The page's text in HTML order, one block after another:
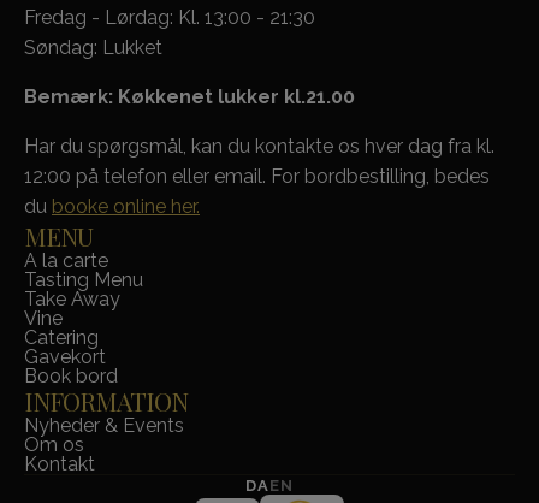
Fredag - Lørdag: Kl. 13:00 - 21:30
Søndag: Lukket
Bemærk: Køkkenet lukker kl.21.00
Har du spørgsmål, kan du kontakte os hver dag fra kl.
12:00 på telefon eller email. For bordbestilling, bedes
du booke online her.
MENU
A la carte
Tasting Menu
Take Away
Vine
Catering
Gavekort
Book bord
INFORMATION
Nyheder & Events
Om os
Kontakt
DAEN